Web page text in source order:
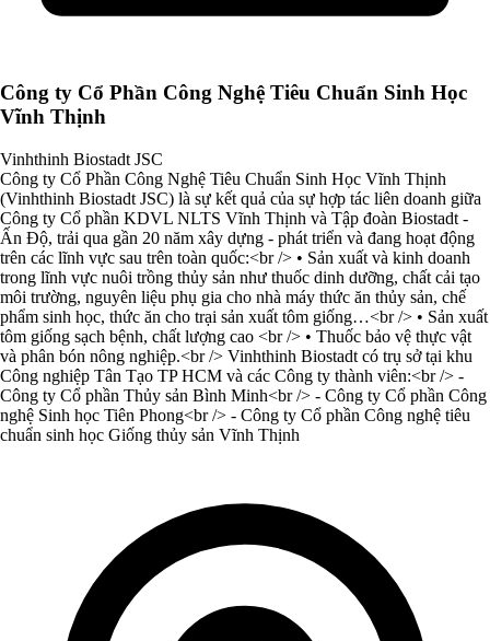
Công ty Cổ Phần Công Nghệ Tiêu Chuẩn Sinh Học
Vĩnh Thịnh
Vinhthinh Biostadt JSC
Công ty Cổ Phần Công Nghệ Tiêu Chuẩn Sinh Học Vĩnh Thịnh
(Vinhthinh Biostadt JSC) là sự kết quả của sự hợp tác liên doanh giữa
Công ty Cổ phần KDVL NLTS Vĩnh Thịnh và Tập đoàn Biostadt -
Ấn Độ, trải qua gần 20 năm xây dựng - phát triển và đang hoạt động
trên các lĩnh vực sau trên toàn quốc:<br /> • Sản xuất và kinh doanh
trong lĩnh vực nuôi trồng thủy sản như thuốc dinh dưỡng, chất cải tạo
môi trường, nguyên liệu phụ gia cho nhà máy thức ăn thủy sản, chế
phẩm sinh học, thức ăn cho trại sản xuất tôm giống…<br /> • Sản xuất
tôm giống sạch bệnh, chất lượng cao <br /> • Thuốc bảo vệ thực vật
và phân bón nông nghiệp.<br /> Vinhthinh Biostadt có trụ sở tại khu
Công nghiệp Tân Tạo TP HCM và các Công ty thành viên:<br /> -
Công ty Cổ phần Thủy sản Bình Minh<br /> - Công ty Cổ phần Công
nghệ Sinh học Tiên Phong<br /> - Công ty Cổ phần Công nghệ tiêu
chuẩn sinh học Giống thủy sản Vĩnh Thịnh